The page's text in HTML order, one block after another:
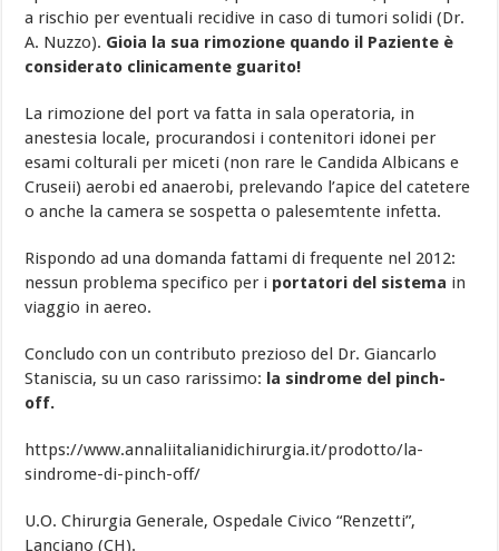
a rischio per eventuali recidive in caso di tumori solidi (Dr.
A. Nuzzo). Gioia la sua rimozione quando il Paziente è
considerato clinicamente guarito!
La rimozione del port va fatta in sala operatoria, in
anestesia locale, procurandosi i contenitori idonei per
esami colturali per miceti (non rare le Candida Albicans e
Cruseii) aerobi ed anaerobi, prelevando l’apice del catetere
o anche la camera se sospetta o palesemtente infetta.
Rispondo ad una domanda fattami di frequente nel 2012:
nessun problema specifico per i portatori del sistema in
viaggio in aereo.
Concludo con un contributo prezioso del Dr. Giancarlo
Staniscia, su un caso rarissimo: la sindrome del pinch-
off.
https://www.annaliitalianidichirurgia.it/prodotto/la-
sindrome-di-pinch-off/
U.O. Chirurgia Generale, Ospedale Civico “Renzetti”,
Lanciano (CH).